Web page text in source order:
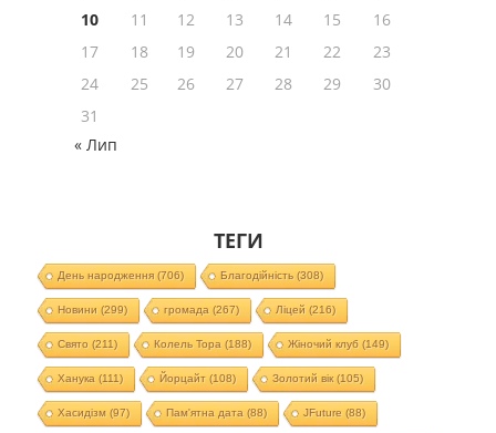
10
11 12 13 14 15
16
17
18 19 20 21 22
23
24
25 26 27 28 29
30
31
« Лип
ТЕГИ
День народження(706) Благодійність(308)
Новини (299) громада (267) Ліцей (216)
Свято (211) Колель Тора (188) Жіночий клуб (149)
Ханука (111) Йорцайт (108) Золотий вік(105)
Хасидізм (97) Пам'ятна дата (88) JFuture (88)